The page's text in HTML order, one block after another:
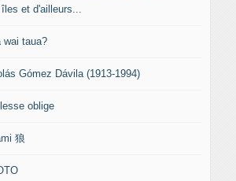
et d'ailleurs...
wai taua?
Gómez Dávila (1913-1994)
oblige
狼